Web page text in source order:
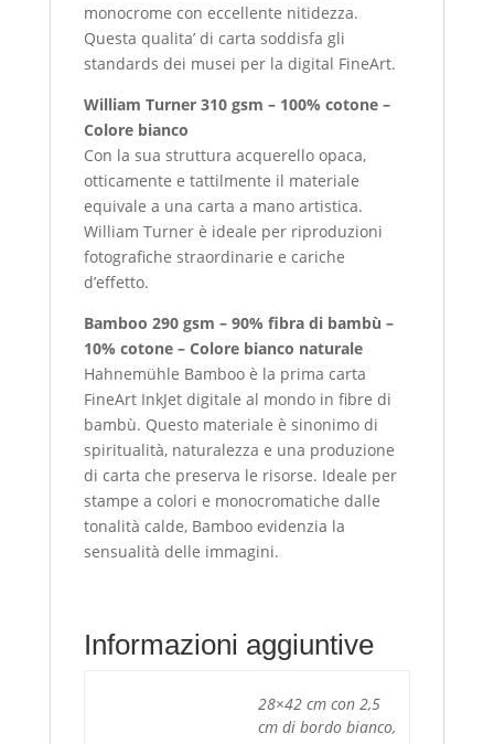
monocrome con eccellente nitidezza.
Questa qualita’ di carta soddisfa gli
standards dei musei per la digital FineArt.
William Turner 310 gsm – 100% cotone –
Colore bianco
Con la sua struttura acquerello opaca,
otticamente e tattilmente il materiale
equivale a una carta a mano artistica.
William Turner è ideale per riproduzioni
fotografiche straordinarie e cariche
d’effetto.
Bamboo 290 gsm – 90% fibra di bambù –
10% cotone – Colore bianco naturale
Hahnemühle Bamboo è la prima carta
FineArt InkJet digitale al mondo in fibre di
bambù. Questo materiale è sinonimo di
spiritualità, naturalezza e una produzione
di carta che preserva le risorse. Ideale per
stampe a colori e monocromatiche dalle
tonalità calde, Bamboo evidenzia la
sensualità delle immagini.
Informazioni aggiuntive
28×42 cm con 2,5
cm di bordo bianco,